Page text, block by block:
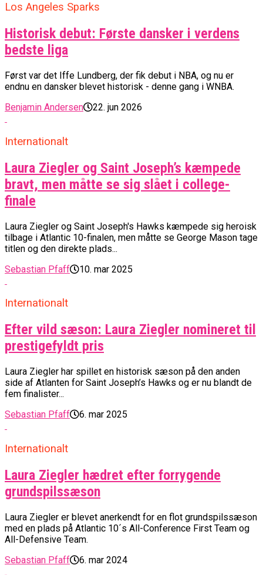
Los Angeles Sparks
Historisk debut: Første dansker i verdens
bedste liga
Først var det Iffe Lundberg, der fik debut i NBA, og nu er
endnu en dansker blevet historisk - denne gang i WNBA.
Benjamin Andersen
22. jun 2026
Internationalt
Laura Ziegler og Saint Joseph’s kæmpede
bravt, men måtte se sig slået i college-
finale
Laura Ziegler og Saint Joseph's Hawks kæmpede sig heroisk
tilbage i Atlantic 10-finalen, men måtte se George Mason tage
titlen og den direkte plads...
Sebastian Pfaff
10. mar 2025
Internationalt
Efter vild sæson: Laura Ziegler nomineret til
prestigefyldt pris
Laura Ziegler har spillet en historisk sæson på den anden
side af Atlanten for Saint Joseph’s Hawks og er nu blandt de
fem finalister...
Sebastian Pfaff
6. mar 2025
Internationalt
Laura Ziegler hædret efter forrygende
grundspilssæson
Laura Ziegler er blevet anerkendt for en flot grundspilssæson
med en plads på Atlantic 10´s All-Conference First Team og
All-Defensive Team.
Sebastian Pfaff
6. mar 2024